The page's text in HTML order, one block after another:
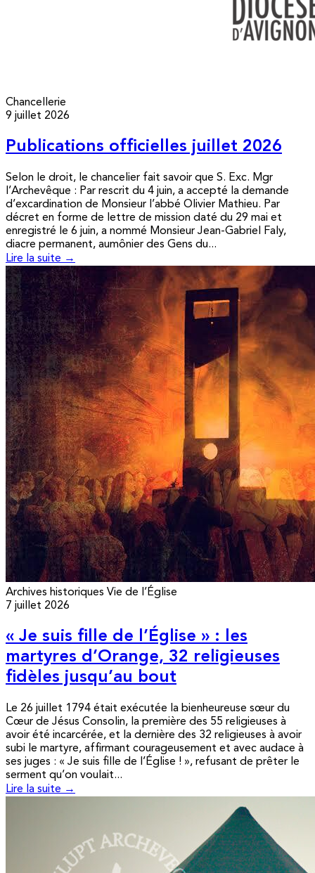
Chancellerie
9 juillet 2026
Publications officielles juillet 2026
Selon le droit, le chancelier fait savoir que S. Exc. Mgr
l’Archevêque : Par rescrit du 4 juin, a accepté la demande
d’excardination de Monsieur l’abbé Olivier Mathieu. Par
décret en forme de lettre de mission daté du 29 mai et
enregistré le 6 juin, a nommé Monsieur Jean-Gabriel Faly,
diacre permanent, aumônier des Gens du...
Lire la suite →
Archives historiques Vie de l’Église
7 juillet 2026
« Je suis fille de l’Église » : les
martyres d’Orange, 32 religieuses
fidèles jusqu’au bout
Le 26 juillet 1794 était exécutée la bienheureuse sœur du
Cœur de Jésus Consolin, la première des 55 religieuses à
avoir été incarcérée, et la dernière des 32 religieuses à avoir
subi le martyre, affirmant courageusement et avec audace à
ses juges : « Je suis fille de l’Église ! », refusant de prêter le
serment qu’on voulait...
Lire la suite →